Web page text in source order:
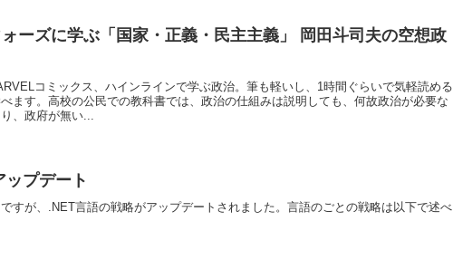
ーズに学ぶ「国家・正義・民主主義」 岡田斗司夫の空想政
コミックス、ハインラインで学ぶ政治。筆も軽いし、1時間ぐらいで気軽読める
ます。高校の公民での教科書では、政治の仕組みは説明しても、何故政治が必要な
、政府が無い...
ップデート
すが、.NET言語の戦略がアップデートされました。言語のごとの戦略は以下で述べ